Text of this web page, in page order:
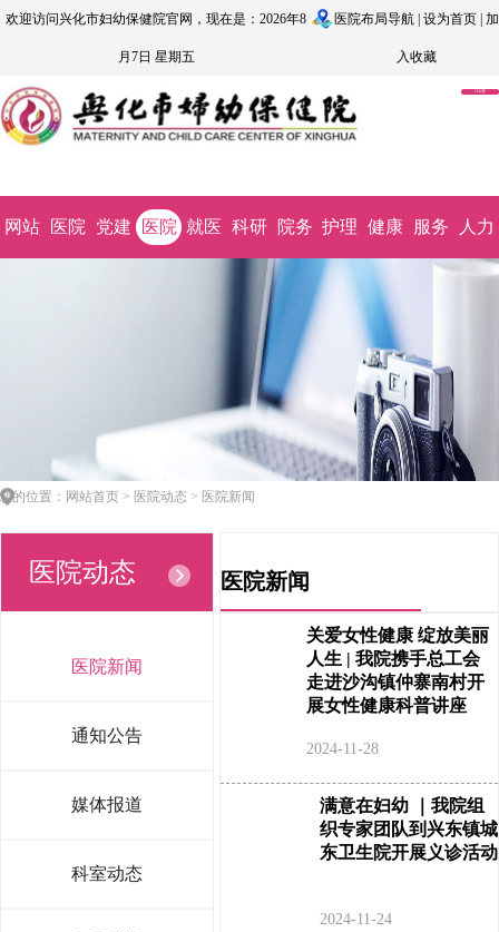
欢迎访问兴化市妇幼保健院官网，现在是：2026年8
月7日 星期五
医院布局导航| 设为首页| 加
入收藏
OA系
网站
首页
医院
概况
党建
文化
医院
动态
就医
指南
科研
教学
院务
公开
护理
园地
健康
科普
服务
监督
人力
资源
您的位置：网站首页 > 医院动态 > 医院新闻
医院动态
医院新闻
通知公告
媒体报道
科室动态
医院新闻
关爱女性健康 绽放美丽
人生 | 我院携手总工会
走进沙沟镇仲寨南村开
展女性健康科普讲座
2024-11-28
满意在妇幼 ｜我院组
织专家团队到兴东镇城
东卫生院开展义诊活动
2024-11-24